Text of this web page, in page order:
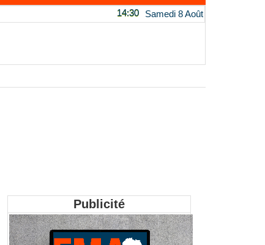
Samedi 8 Août
14:30
Publicité